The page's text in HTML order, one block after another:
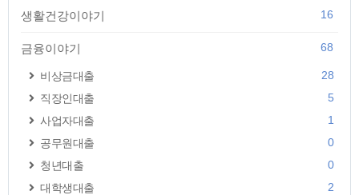
생활건강이야기 16
금융이야기 68
비상금대출
28
직장인대출
5
사업자대출
1
공무원대출
0
청년대출
0
대학생대출
2